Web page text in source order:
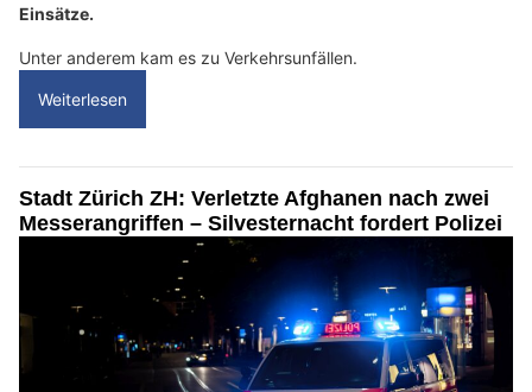
Einsätze.
Unter anderem kam es zu Verkehrsunfällen.
Weiterlesen
Stadt Zürich ZH: Verletzte Afghanen nach zwei
Messerangriffen – Silvesternacht fordert Polizei